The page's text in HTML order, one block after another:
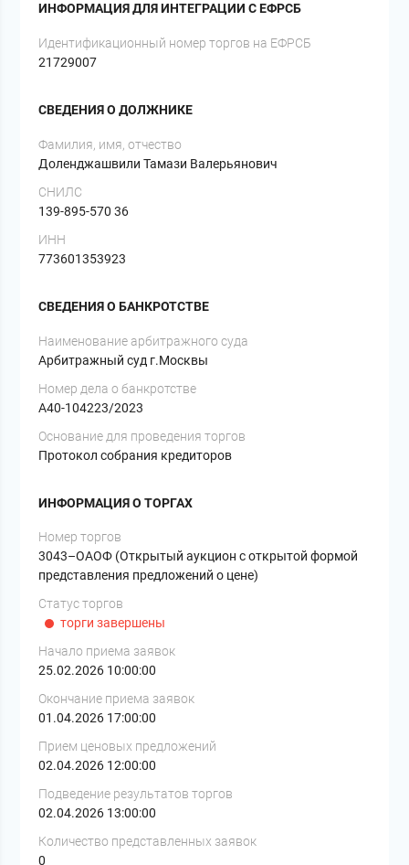
ИНФОРМАЦИЯ ДЛЯ ИНТЕГРАЦИИ С ЕФРСБ
Идентификационный номер торгов на ЕФРСБ
21729007
СВЕДЕНИЯ О ДОЛЖНИКЕ
Фамилия, имя, отчество
Доленджашвили Тамази Валерьянович
СНИЛС
139-895-570 36
ИНН
773601353923
СВЕДЕНИЯ О БАНКРОТСТВЕ
Наименование арбитражного суда
Арбитражный суд г.Москвы
Номер дела о банкротстве
А40-104223/2023
Основание для проведения торгов
Протокол собрания кредиторов
ИНФОРМАЦИЯ О ТОРГАХ
Номер торгов
3043–ОАОФ (Открытый аукцион с открытой формой
представления предложений о цене)
Статус торгов
торги завершены
Начало приема заявок
25.02.2026 10:00:00
Окончание приема заявок
01.04.2026 17:00:00
Прием ценовых предложений
02.04.2026 12:00:00
Подведение результатов торгов
02.04.2026 13:00:00
Количество представленных заявок
0